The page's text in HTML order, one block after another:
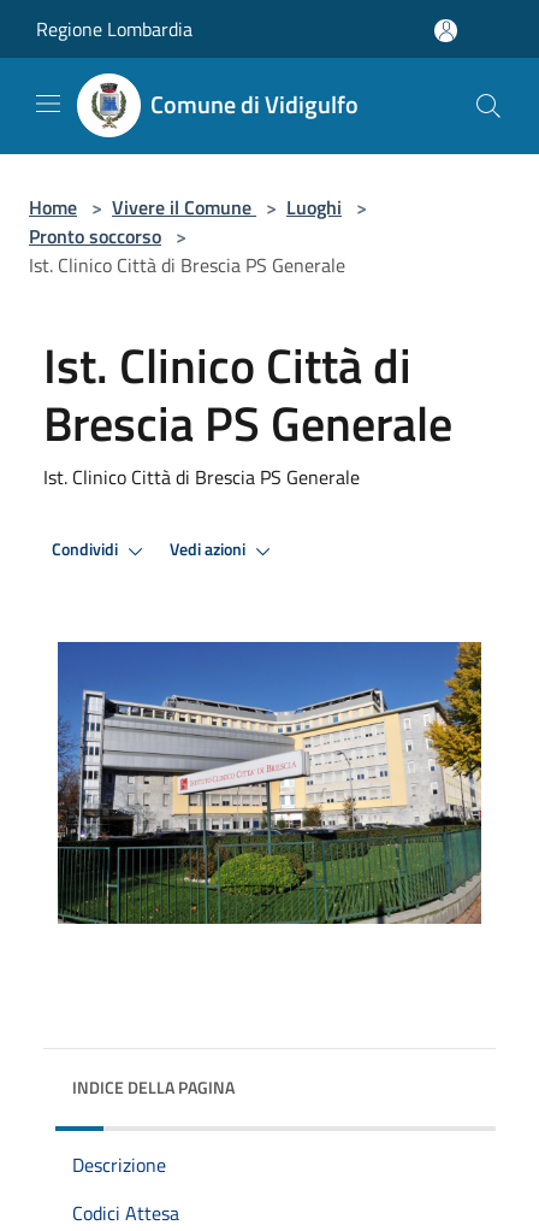
Regione Lombardia
Comune di Vidigulfo
Home > Vivere il Comune > Luoghi >
Pronto soccorso >
Ist. Clinico Città di Brescia PS Generale
Ist. Clinico Città di
Brescia PS Generale
Ist. Clinico Città di Brescia PS Generale
Condividi Vedi azioni
INDICE DELLA PAGINA
Descrizione
Codici Attesa